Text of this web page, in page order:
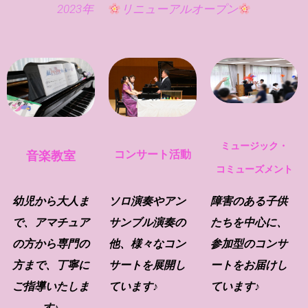
2023年 リニューアルオープン
音楽教室 コンサート活動
ミュージック・
コミューズメント
幼児から大人ま
で、
アマチュア
の方から専門の
方まで、
丁寧に
ご指導いたしま
ソロ演奏やアン
サンブル演奏の
他、 様々なコン
サートを展開し
ています♪
障害のある子供
たちを中心に、
参加型のコンサ
ートをお届けし
ています♪